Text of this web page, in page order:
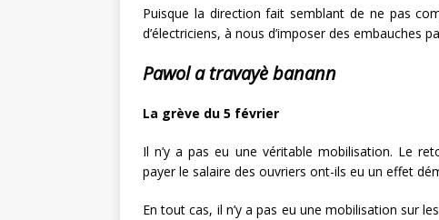
Puisque la direction fait semblant de ne pas
d’électriciens, à nous d’imposer des embauches
Pawol a travayè banann
La grève du 5 février
Il n’y a pas eu une véritable mobilisation. Le
payer le salaire des ouvriers ont-ils eu un effet
En tout cas, il n’y a pas eu une mobilisation sur